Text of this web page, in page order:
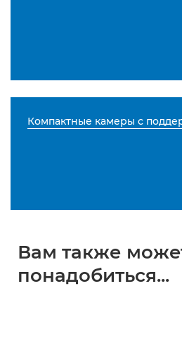
Компактные камеры с
Вам также
понадобиться...